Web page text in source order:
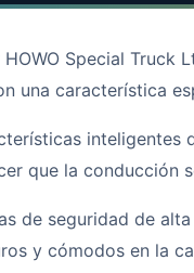
Special Truck
una característica
inteligentes
que la conducción
de seguridad de
y cómodos en la